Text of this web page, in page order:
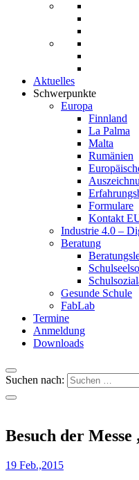
Aktuelles
Schwerpunkte
Europa
Finnland
La Palma
Malta
Rumänien
Formulare
Kontakt
Industrie 4.0 –
Beratung
Gesunde Schule
FabLab
Termine
Anmeldung
Downloads
Suchen nach:
Besuch der
19 Feb.,2015